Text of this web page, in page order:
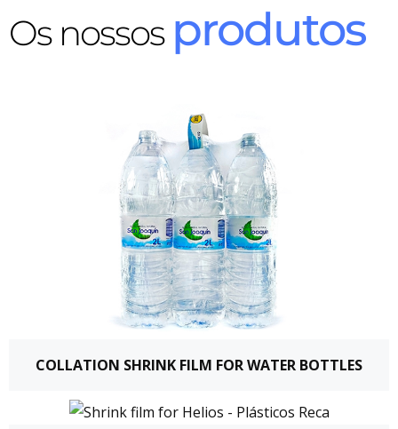
Os nossos produtos
COLLATION SHRINK FILM FOR WATER BOTTLES